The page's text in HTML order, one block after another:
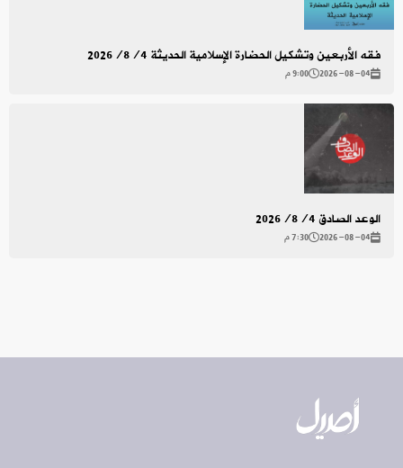
فقه الأربعين وتشكيل الحضارة الإسلامية الحديثة 2026/8/4
2026-08-04 9:00 م
الوعد الصادق 2026/8/4
2026-08-04 7:30 م